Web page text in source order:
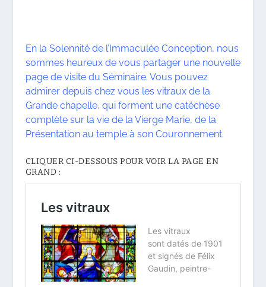
En la Solennité de l’Immaculée Conception, nous
sommes heureux de vous partager une nouvelle
page de visite du Séminaire. Vous pouvez
admirer depuis chez vous les vitraux de la
Grande chapelle, qui forment une catéchèse
complète sur la vie de la Vierge Marie, de la
Présentation au temple à son Couronnement.
CLIQUER CI-DESSOUS POUR VOIR LA PAGE EN
GRAND :